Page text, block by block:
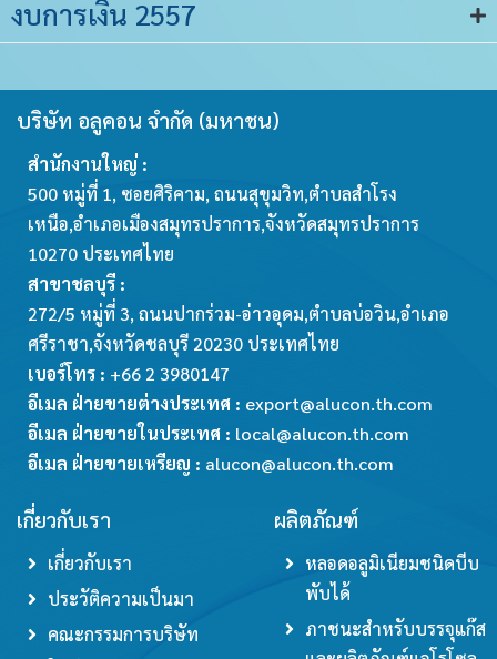
งบการเงิน 2557
บริษัท อลูคอน จำกัด (มหาชน)
สำนักงานใหญ่ :
500 หมู่ที่ 1, ซอยศิริคาม, ถนนสุขุมวิท,ตำบลสำโรง
เหนือ,อำเภอเมืองสมุทรปราการ,จังหวัดสมุทรปราการ
10270 ประเทศไทย
สาขาชลบุรี :
272/5 หมู่ที่ 3, ถนนปากร่วม-อ่าวอุดม,ตำบลบ่อวิน,อำเภอ
ศรีราชา,จังหวัดชลบุรี 20230 ประเทศไทย
เบอร์โทร : +66 2 3980147
อีเมล ฝ่ายขายต่างประเทศ : export@alucon.th.com
อีเมล ฝ่ายขายในประเทศ : local@alucon.th.com
อีเมล ฝ่ายขายเหรียญ : alucon@alucon.th.com
เกี่ยวกับเรา
เกี่ยวกับเรา
ประวัติความเป็นมา
คณะกรรมการบริษัท
ผลิตภัณฑ์
หลอดอลูมิเนียมชนิดบีบ
พับได้
ภาชนะสำหรับบรรจุแก๊ส